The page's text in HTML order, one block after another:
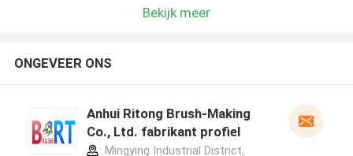
Bekijk meer
ONGEVEER ONS
Anhui Ritong Brush-Making
Co., Ltd. fabrikant profiel
Mingying Industrial District,